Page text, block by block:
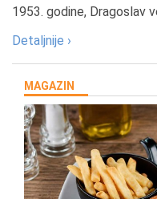
1953. godine, Dragoslav
Detaljnije ›
MAGAZIN